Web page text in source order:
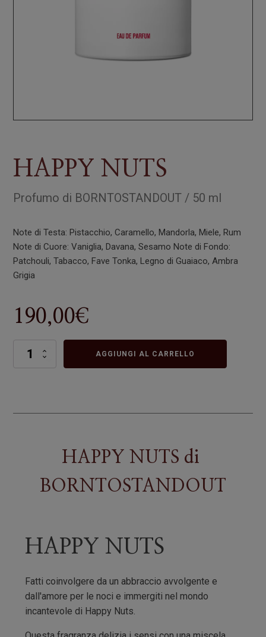
HAPPY NUTS
Profumo di BORNTOSTANDOUT / 50 ml
Note di Testa: Pistacchio, Caramello, Mandorla, Miele, Rum
Note di Cuore: Vaniglia, Davana, Sesamo Note di Fondo:
Patchouli, Tabacco, Fave Tonka, Legno di Guaiaco, Ambra
Grigia
190,00€
HAPPY
AGGIUNGI AL CARRELLO
HAPPY NUTS di
BORNTOSTANDOUT
HAPPY NUTS
Fatti coinvolgere da un abbraccio avvolgente e
dall'amore per le noci e immergiti nel mondo
incantevole di Happy Nuts.